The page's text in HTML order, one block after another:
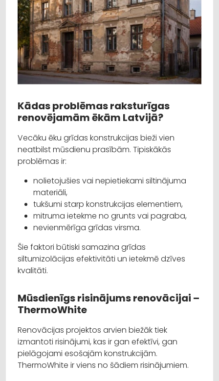
Kādas problēmas raksturīgas
renovējamām ēkām Latvijā?
Vecāku ēku grīdas konstrukcijas bieži vien
neatbilst mūsdienu prasībām. Tipiskākās
problēmas ir:
nolietojušies vai nepietiekami siltinājuma
materiāli,
tukšumi starp konstrukcijas elementiem,
mitruma ietekme no grunts vai pagraba,
nevienmērīga grīdas virsma.
Šie faktori būtiski samazina grīdas
siltumizolācijas efektivitāti un ietekmē dzīves
kvalitāti.
Mūsdienīgs risinājums renovācijai –
ThermoWhite
Renovācijas projektos arvien biežāk tiek
izmantoti risinājumi, kas ir gan efektīvi, gan
pielāgojami esošajām konstrukcijām.
ThermoWhite ir viens no šādiem risinājumiem.